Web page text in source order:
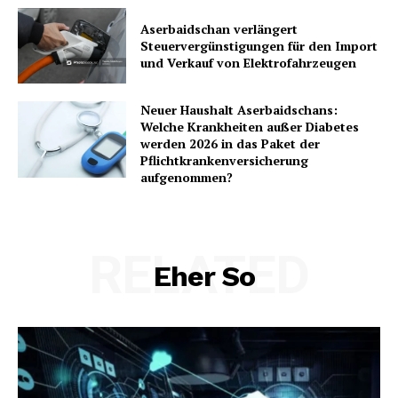
Aserbaidschan verlängert
Steuervergünstigungen für den Import
und Verkauf von Elektrofahrzeugen
Neuer Haushalt Aserbaidschans:
Welche Krankheiten außer Diabetes
werden 2026 in das Paket der
Pflichtkrankenversicherung
aufgenommen?
Eher So
RELATED